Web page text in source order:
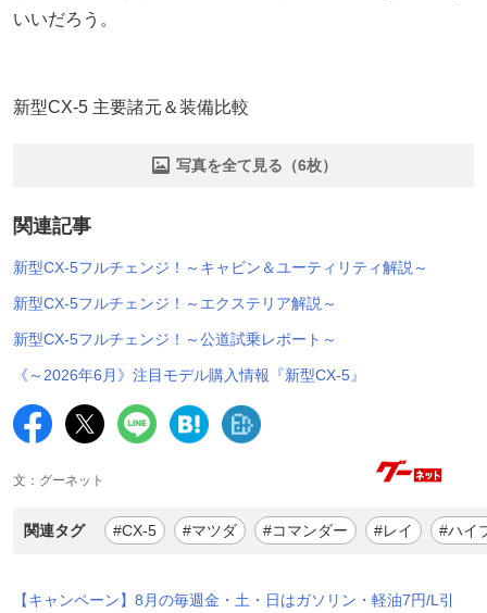
いいだろう。
新型CX-5 主要諸元＆装備比較
写真を全て見る（6枚）
関連記事
新型CX-5フルチェンジ！～キャビン＆ユーティリティ解説～
新型CX-5フルチェンジ！～エクステリア解説～
新型CX-5フルチェンジ！～公道試乗レポート～
《～2026年6月》注目モデル購入情報『新型CX-5』
文：グーネット
関連タグ #CX-5 #マツダ #コマンダー #レイ #ハイ
【キャンペーン】8月の毎週金・土・日はガソリン・軽油7円/L引